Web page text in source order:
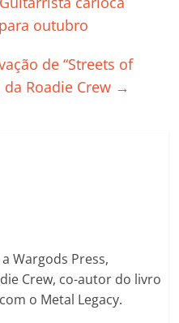
dI e
a
ss
Li
k h
ar
outubro
de “Streets of
Roadie Crew →
Wargods Press,
Crew, co-autor do livro
o Metal Legacy.